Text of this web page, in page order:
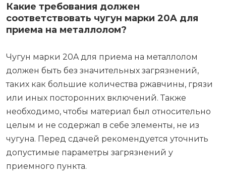
Какие требования должен
соответствовать чугун марки 20A для
приема на металлолом?
Чугун марки 20A для приема на металлолом
должен быть без значительных загрязнений,
таких как большие количества ржавчины, грязи
или иных посторонних включений. Также
необходимо, чтобы материал был относительно
целым и не содержал в себе элементы, не из
чугуна. Перед сдачей рекомендуется уточнить
допустимые параметры загрязнений у
приемного пункта.